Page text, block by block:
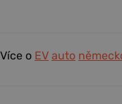
Více o EV auto